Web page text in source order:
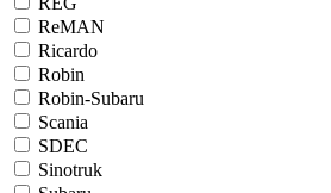
ReMAN
Ricardo
Robin
Robin-Subaru
Scania
SDEC
Sinotruk